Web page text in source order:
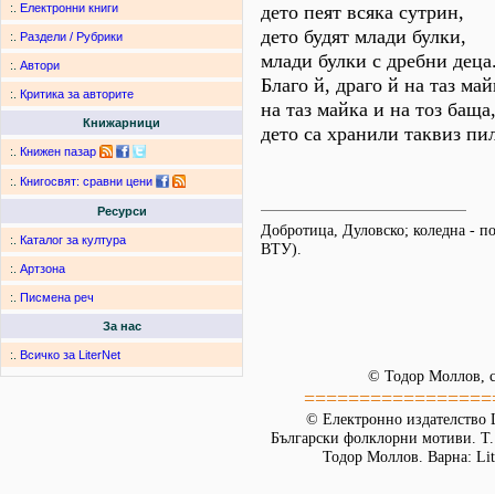
:. Електронни книги
:. Раздели / Рубрики
:. Автори
:. Критика за авторите
Книжарници
:. Книжен пазар
:. Книгосвят: сравни цени
Ресурси
:. Каталог за култура
:. Артзона
:. Писмена реч
За нас
:. Всичко за LiterNet
дето пеят всяка сутрин,
дето будят млади булки,
млади булки с дребни
Благо й, драго й на таз
на таз майка и на тоз баща,
дето са хранили таквиз
Добротица, Дуловско; коледна -
ВТУ).
© Тодор Моллов,
© Електронно издателство
Български фолклорни мотиви.
Тодор Моллов. Варна: